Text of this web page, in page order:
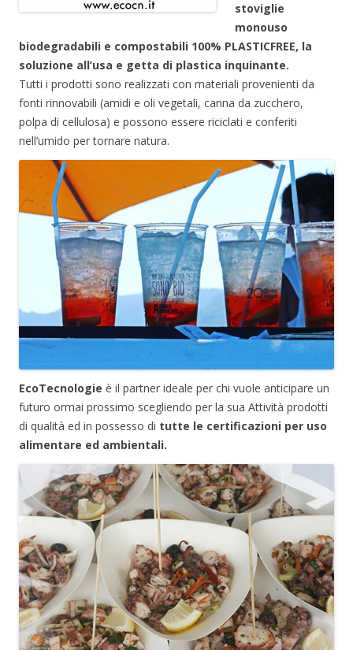
stoviglie
monouso
biodegradabili e compostabili 100% PLASTICFREE, la
soluzione all’usa e getta di plastica inquinante.
Tutti i prodotti sono realizzati con materiali provenienti da
fonti rinnovabili (amidi e oli vegetali, canna da zucchero,
polpa di cellulosa) e possono essere riciclati e conferiti
nell’umido per tornare natura.
EcoTecnologie è il partner ideale per chi vuole anticipare un
futuro ormai prossimo scegliendo per la sua Attività prodotti
di qualità ed in possesso di tutte le certificazioni per uso
alimentare ed ambientali.